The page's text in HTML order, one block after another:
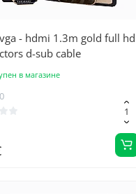
- hdmi 1.3m gold full hd
d-sub cable
в магазине